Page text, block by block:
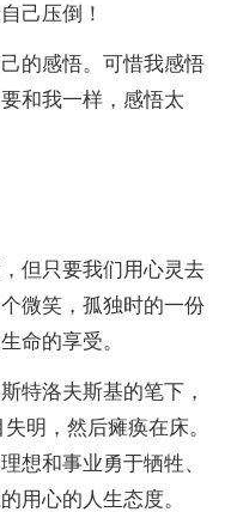
己压倒！
的感悟。可惜我感悟
和我一样，感悟太
但只要我们用心灵去
微笑，孤独时的一份
命的享受。
洛夫斯基的笔下，
明，然后瘫痪在床。
想和事业勇于牺牲、
用心的人生态度。